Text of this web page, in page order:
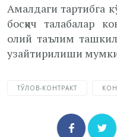
Амалдаги тартибга
босқич талабалар
олий таълим
узайтирилиши
ТЎЛОВ-КОНТРАКТ